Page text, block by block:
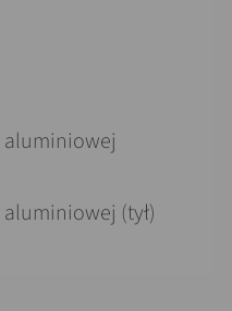
aluminiowej
(tył)